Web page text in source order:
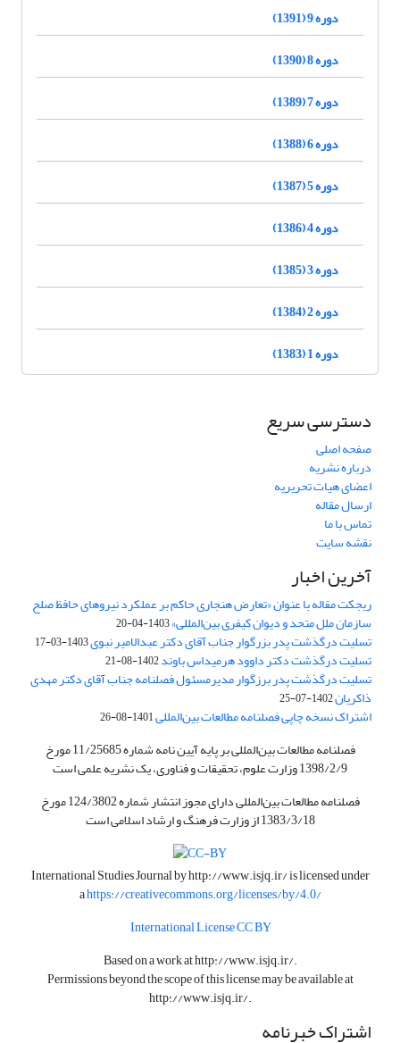
دوره 9 (1391)
دوره 8 (1390)
دوره 7 (1389)
دوره 6 (1388)
دوره 5 (1387)
دوره 4 (1386)
دوره 3 (1385)
دوره 2 (1384)
دوره 1 (1383)
دسترسی سریع
صفحه اصلی
درباره نشریه
اعضای هیات تحریریه
ارسال مقاله
تماس با ما
نقشه سایت
آخرین اخبار
ریجکت مقاله با عنوان «تعارض هنجاری حاکم بر عملکرد نیروهای حافظ صلح
سازمان ملل متحد و دیوان کیفری بین‌المللی»1403-04-20
تسلیت درگذشت پدر بزرگوار جناب آقای دکتر عبدالامیر نبوی1403-03-17
تسلیت درگذشت دکتر داوود هرمیداس باوند1402-08-21
تسلیت درگذشت پدر برزگوار مدیرمسئول فصلنامه جناب آقای دکتر مهدی
ذاکریان1402-07-25
اشتراک نسخه چاپی فصلنامه مطالعات بین‌المللی1401-08-26
فصلنامه مطالعات بین‌المللی بر پایه آیین نامه شماره 11/25685 مورخ
1398/2/9 وزارت علوم، تحقیقات و فناوری، یک نشریه علمی است
فصلنامه مطالعات بین‌المللی دارای مجوز انتشار شماره 124/3802 مورخ
1383/3/18 از وزارت فرهنگ و ارشاد اسلامی است
International Studies Journal byhttp://www.isjq.ir/is licensed under
ahttps://creativecommons.org/licenses/by/4.0/
International License CC BY
Based on a work athttp://www.isjq.ir/.
Permissions beyond the scope of this license may be available at
http://www.isjq.ir/.
اشتراک خبرنامه